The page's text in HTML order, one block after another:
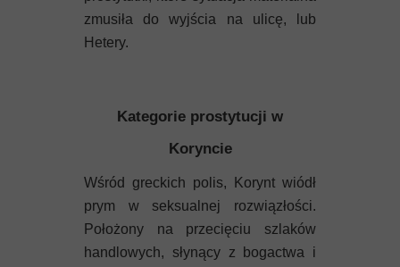
zmusiła do wyjścia na ulicę, lub
Hetery.
Kategorie prostytucji w
Koryncie
Wśród greckich polis, Korynt wiódł
prym w seksualnej rozwiązłości.
Położony na przecięciu szlaków
handlowych, słynący z bogactwa i